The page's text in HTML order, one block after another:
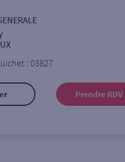
Ouverte le samedi
Autour de moi
: 03827
Prendre RDV